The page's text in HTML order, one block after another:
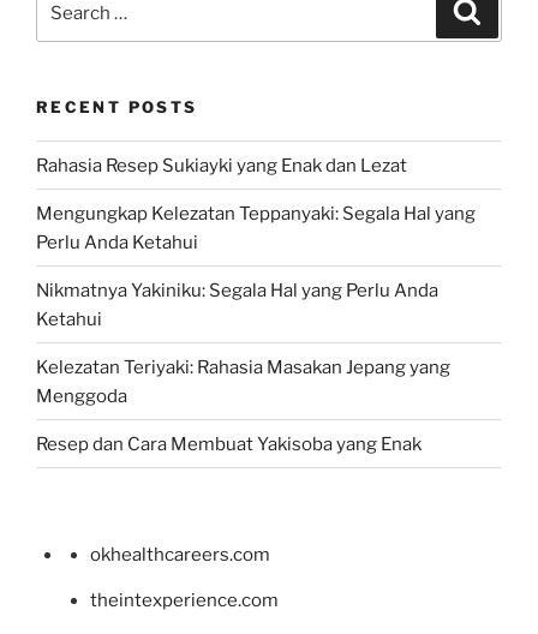
RECENT POSTS
Rahasia Resep Sukiayki yang Enak dan Lezat
Mengungkap Kelezatan Teppanyaki: Segala Hal yang
Perlu Anda Ketahui
Nikmatnya Yakiniku: Segala Hal yang Perlu Anda
Ketahui
Kelezatan Teriyaki: Rahasia Masakan Jepang yang
Menggoda
Resep dan Cara Membuat Yakisoba yang Enak
okhealthcareers.com
theintexperience.com